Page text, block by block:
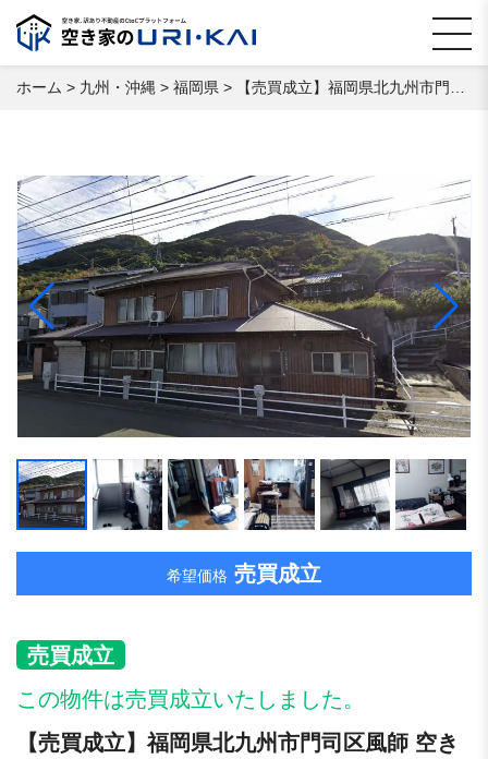
ホーム > 九州・沖縄 > 福岡県 > 【売買成立】福岡県北九州市門司区風師 空き家
希望価格 売買成立
売買成立
この物件は売買成立いたしました。
【売買成立】福岡県北九州市門司区風師 空き